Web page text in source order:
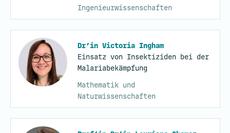
Ingenieurwissenschaften
Dr’in Victoria Ingham
Einsatz von Insektiziden bei der
Malariabekämpfung
Mathematik und
Naturwissenschaften